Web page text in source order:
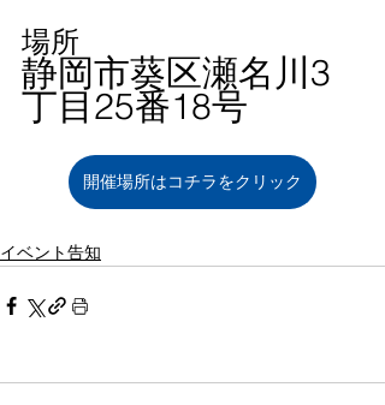
場所
静岡市葵区瀬名川3
丁目25番18号
開催場所はコチラをクリック
イベント告知